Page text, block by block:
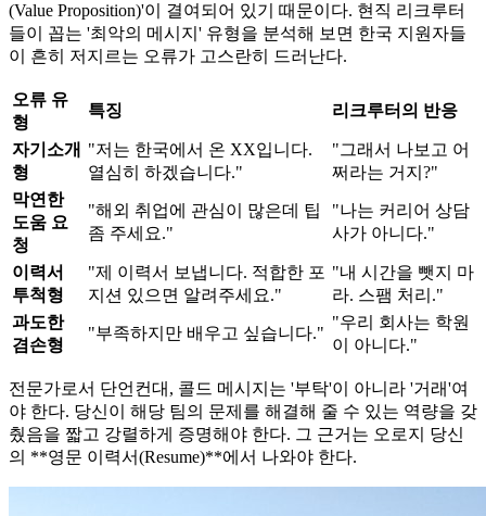
(Value Proposition)'이 결여되어 있기 때문이다. 현직 리크루터
들이 꼽는 '최악의 메시지' 유형을 분석해 보면 한국 지원자들
이 흔히 저지르는 오류가 고스란히 드러난다.
오류 유
형
특징 리크루터의 반응
자기소개
형
"저는 한국에서 온 XX입니다.
열심히 하겠습니다."
"그래서 나보고 어
쩌라는 거지?"
막연한
도움 요
청
"해외 취업에 관심이 많은데 팁
좀 주세요."
"나는 커리어 상담
사가 아니다."
이력서
투척형
"제 이력서 보냅니다. 적합한 포
지션 있으면 알려주세요."
"내 시간을 뺏지 마
라. 스팸 처리."
과도한
겸손형
"부족하지만 배우고 싶습니다."
"우리 회사는 학원
이 아니다."
전문가로서 단언컨대, 콜드 메시지는 '부탁'이 아니라 '거래'여
야 한다. 당신이 해당 팀의 문제를 해결해 줄 수 있는 역량을 갖
췄음을 짧고 강렬하게 증명해야 한다. 그 근거는 오로지 당신
의 ​**영문 이력서(Resume)**에서 나와야 한다.